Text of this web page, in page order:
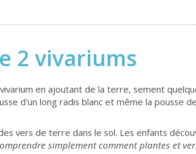
2 vivariums
en ajoutant de la terre, sement
d'un long radis blanc et même la pousse
vers de terre dans le sol. Les enfants
simplement comment plantes et